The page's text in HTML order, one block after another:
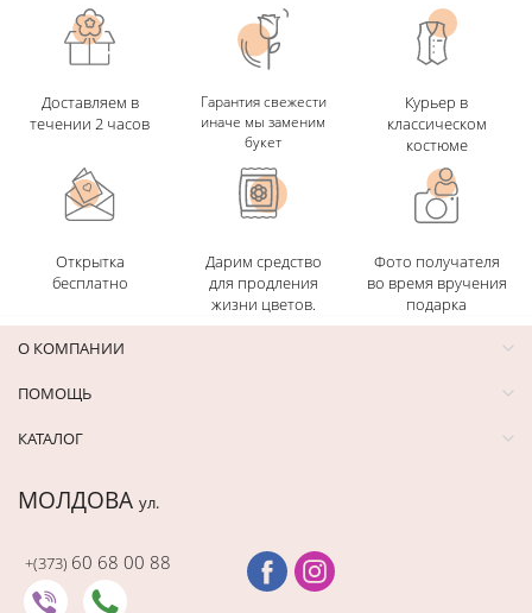
Доставляем в
течении 2 часов
Гарантия свежести
иначе мы заменим
букет
Курьер в
классическом
костюме
Открытка
бесплатно
Дарим средство
для продления
жизни цветов.
Фото получателя
во время вручения
подарка
О КОМПАНИИ
ПОМОЩЬ
КАТАЛОГ
МОЛДОВА ул.
+(373) 60 68 00 88